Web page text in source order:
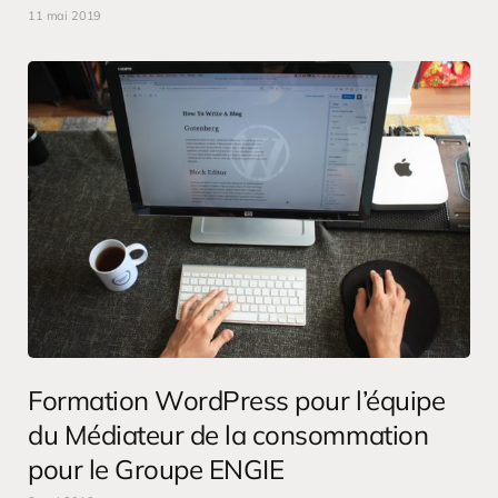
11 mai 2019
Formation WordPress pour l’équipe
du Médiateur de la consommation
pour le Groupe ENGIE